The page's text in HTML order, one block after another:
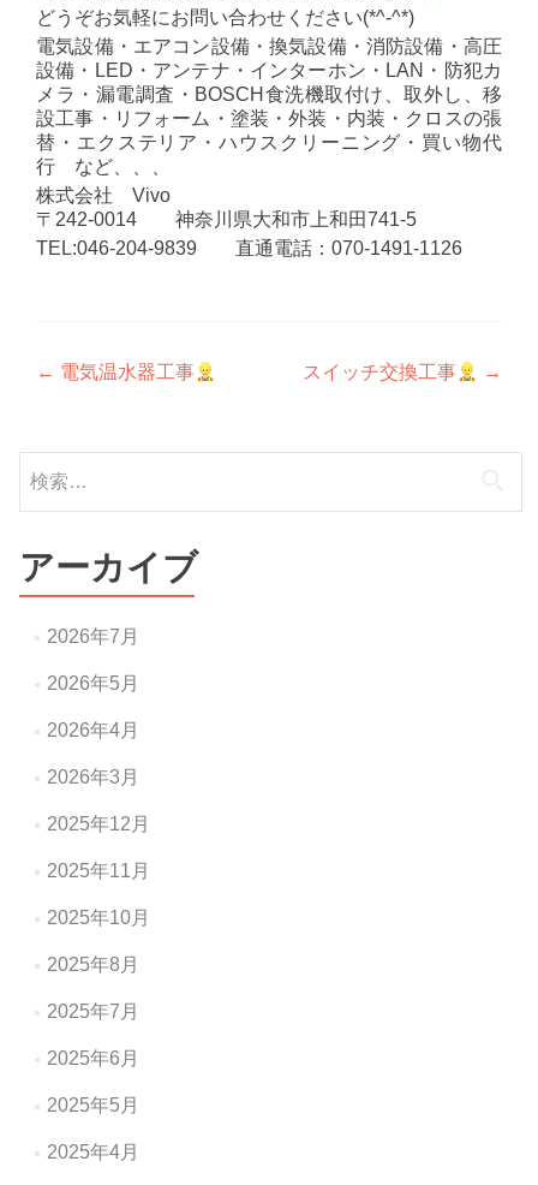
どうぞお気軽にお問い合わせください(*^-^*)
電気設備・エアコン設備・換気設備・消防設備・高圧
設備・LED・アンテナ・インターホン・LAN・防犯カ
メラ・漏電調査・BOSCH食洗機取付け、取外し、移
設工事・リフォーム・塗装・外装・内装・クロスの張
替・エクステリア・ハウスクリーニング・買い物代
行 など、、、
株式会社 Vivo
〒242-0014 神奈川県大和市上和田741-5
TEL:046-204-9839 直通電話：070-1491-1126
投
ナ
ビ
ゲ
ー
シ
ョ
ン
← 電気温水器工事 スイッチ交換工事 →
索:
アーカイブ
2026年7月
2026年5月
2026年4月
2026年3月
2025年12月
2025年11月
2025年10月
2025年8月
2025年7月
2025年6月
2025年5月
2025年4月